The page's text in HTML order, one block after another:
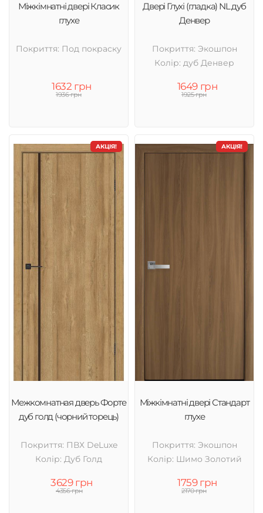
Міжкімнатні двері Класик
глухе
Покриття: Под покраску
1632 грн
1936 грн
Двері Глухі (гладка) NL дуб
Денвер
Покриття: Экошпон
Колір: дуб Денвер
1649 грн
1925 грн
АКЦІЯ!
Межкомнатная дверь Форте
дуб голд (чорний торець)
Покриття: ПВХ DeLuxe
Колір: Дуб Голд
3629 грн
4356 грн
АКЦІЯ!
Міжкімнатні двері Стандарт
глухе
Покриття: Экошпон
Колір: Шимо Золотий
1759 грн
2170 грн